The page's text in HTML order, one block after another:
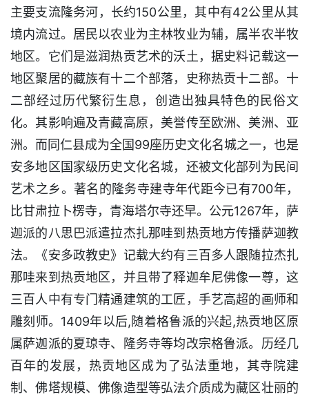
主要支流隆务河，长约150公里，其中有42公里从其
境内流过。居民以农业为主林牧业为辅，属半农半牧
地区。它们是滋润热贡艺术的沃土，据史料记载这一
地区聚居的藏族有十二个部落，史称热贡十二部。十
二部经过历代繁衍生息，创造出独具特色的民俗文
化。其影响遍及青藏高原，美誉传至欧洲、美洲、亚
洲。而同仁县成为全国99座历史文化名城之一，也是
安多地区国家级历史文化名城，还被文化部列为民间
艺术之乡。著名的隆务寺建寺年代距今已有700年，
比甘肃拉卜楞寺，青海塔尔寺还早。公元1267年，萨
迦派的八思巴派遣拉杰扎那哇到热贡地方传播萨迦教
法。《安多政教史》记载大约有三百多人跟随拉杰扎
那哇来到热贡地区，并且带了释迦牟尼佛像一尊，这
三百人中有专门精通建筑的工匠，手艺高超的画师和
雕刻师。1409年以后,随着格鲁派的兴起,热贡地区原
属萨迦派的夏琼寺、隆务寺等均改宗格鲁派。历经几
百年的发展，热贡地区成为了弘法重地，其寺院建
制、佛塔规模、佛像造型等弘法介质成为藏区壮丽的